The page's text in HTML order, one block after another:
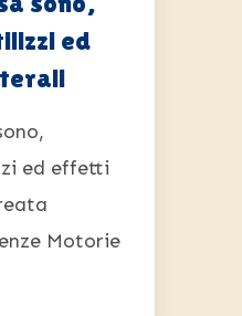
ed
ed effetti
Motorie